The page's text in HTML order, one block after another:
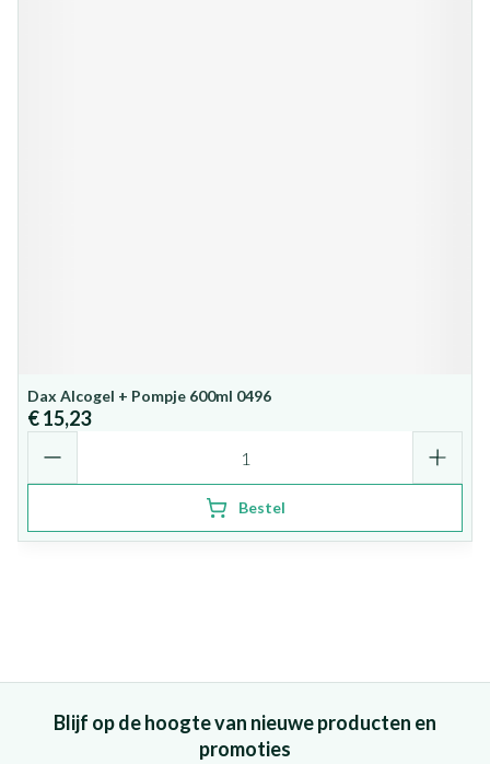
Dax Alcogel + Pompje 600ml 0496
€ 15,23
Bestel
Blijf op de hoogte van nieuwe producten en
promoties